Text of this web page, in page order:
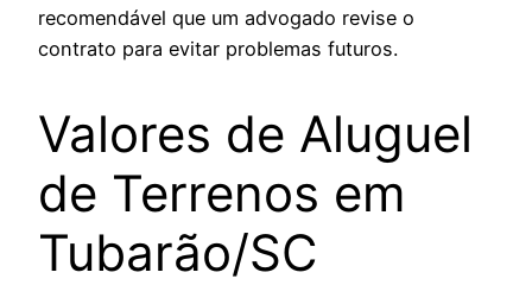
recomendável que um advogado revise o
contrato para evitar problemas futuros.
Valores de Aluguel
de Terrenos em
Tubarão/SC